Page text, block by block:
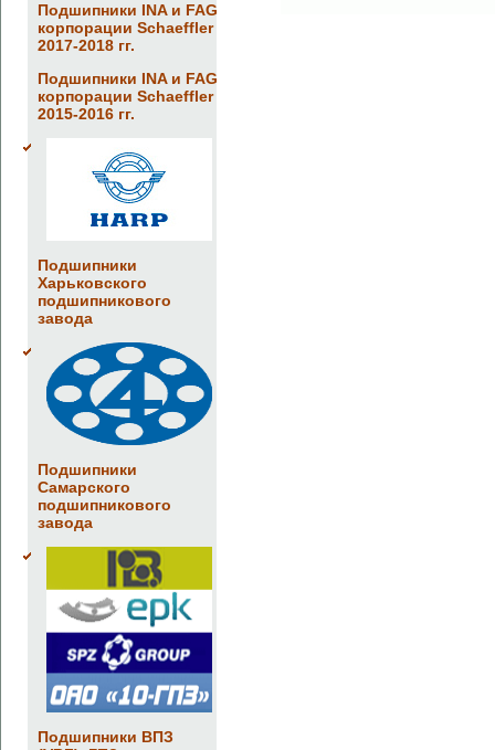
Подшипники INA и FAG
корпорации Schaeffler
2017-2018 гг.
Подшипники INA и FAG
корпорации Schaeffler
2015-2016 гг.
Подшипники
Харьковского
подшипникового
завода
Подшипники
Самарского
подшипникового
завода
Подшипники ВПЗ